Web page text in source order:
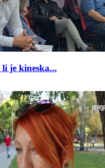
je kineska...